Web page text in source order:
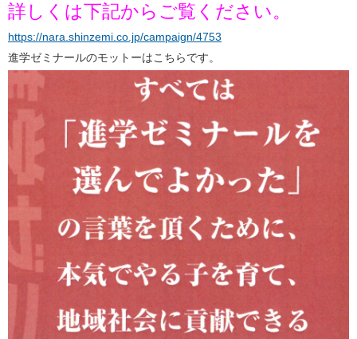
詳しくは下記からご覧ください。
https://nara.shinzemi.co.jp/campaign/4753
進学ゼミナールのモットーはこちらです。